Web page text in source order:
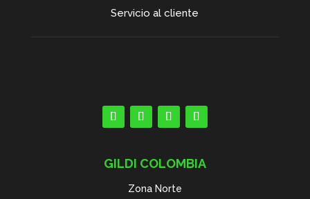
Servicio al cliente
GILDI COLOMBIA
Zona Norte